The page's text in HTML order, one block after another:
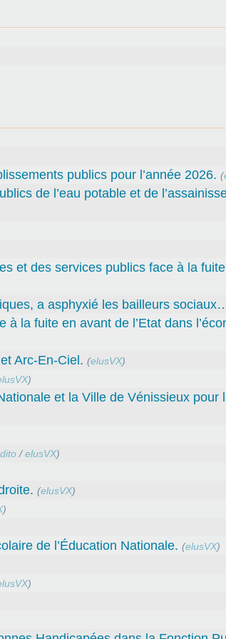
publics pour l’année 2026. (
de l’eau potable et de
et des services publics face à la
a asphyxié les bailleurs
la fuite en avant de l’Etat dans
Arc-En-Ciel. (elusVX)
)
et la Ville de Vénissieux pour
/elusVX)
(elusVX)
)
de l’Éducation Nationale. (elusVX)
)